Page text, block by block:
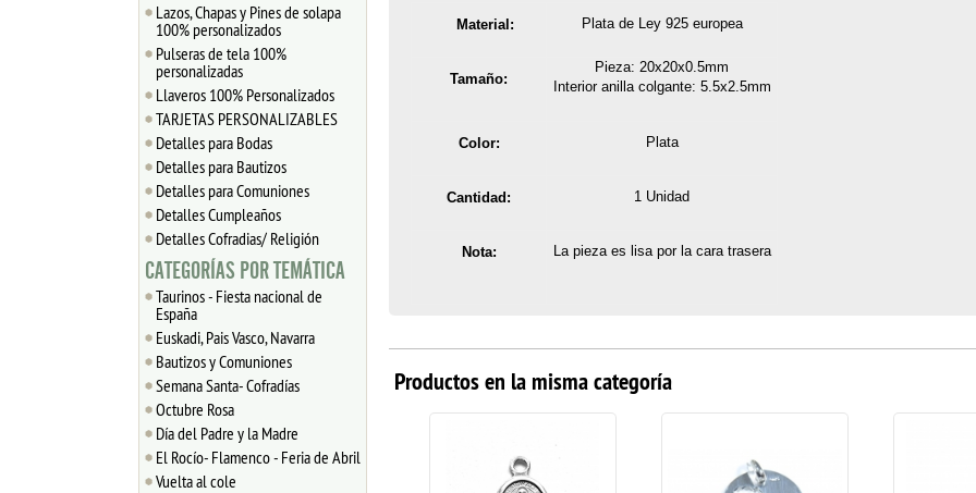
Lazos, Chapas y Pines de solapa
100% personalizados
Pulseras de tela 100%
personalizadas
Llaveros 100% Personalizados
TARJETAS PERSONALIZABLES
Detalles para Bodas
Detalles para Bautizos
Detalles para Comuniones
Detalles Cumpleaños
Detalles Cofradias/ Religión
CATEGORÍAS POR TEMÁTICA
Taurinos - Fiesta nacional de
España
Euskadi, Pais Vasco, Navarra
Bautizos y Comuniones
Semana Santa- Cofradías
Octubre Rosa
Día del Padre y la Madre
El Rocío- Flamenco - Feria de Abril
Vuelta al cole
Material: Plata de Ley 925 europea
Tamaño:
Pieza: 20x20x0.5mm
Interior anilla colgante: 5.5x2.5mm
Color: Plata
Cantidad: 1 Unidad
Nota: La pieza es lisa por la cara trasera
Productos en la misma categoría